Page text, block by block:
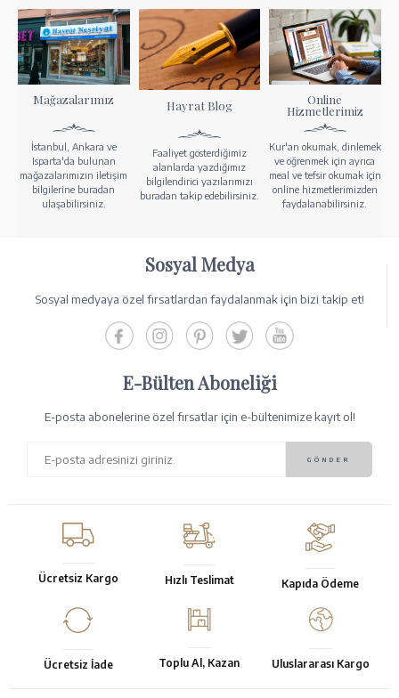
Mağazalarımız
İstanbul, Ankara ve
Isparta'da bulunan
mağazalarımızın iletişim
bilgilerine buradan
ulaşabilirsiniz.
Hayrat Blog
Faaliyet gösterdiğimiz
alanlarda yazdığımız
bilgilendirici yazılarımızı
buradan takip edebilirsiniz.
Online
Hizmetlerimiz
Kur'an okumak, dinlemek
ve öğrenmek için ayrıca
meal ve tefsir okumak için
online hizmetlerimizden
faydalanabilirsiniz.
Sosyal Medya
Sosyal medyaya özel fırsatlardan faydalanmak için bizi takip et!
E-Bülten Aboneliği
E-posta abonelerine özel fırsatlar için e-bültenimize kayıt ol!
Ücretsiz Kargo Hızlı Teslimat Kapıda Ödeme
Ücretsiz İade Toplu Al, Kazan Uluslararası Kargo